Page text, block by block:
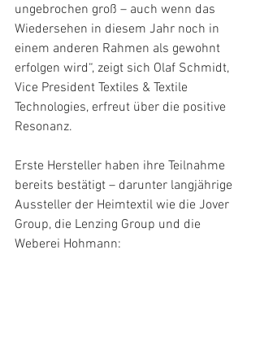
ungebrochen groß – auch wenn das
Wiedersehen in diesem Jahr noch in
einem anderen Rahmen als gewohnt
erfolgen wird“, zeigt sich Olaf Schmidt,
Vice President Textiles & Textile
Technologies, erfreut über die positive
Resonanz.
Erste Hersteller haben ihre Teilnahme
bereits bestätigt – darunter langjährige
Aussteller der Heimtextil wie die Jover
Group, die Lenzing Group und die
Weberei Hohmann: